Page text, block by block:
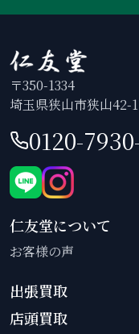
〒350-1334
埼玉県狭山市狭山42-
0120-
仁友堂について
お客様の声
出張買取
店頭買取